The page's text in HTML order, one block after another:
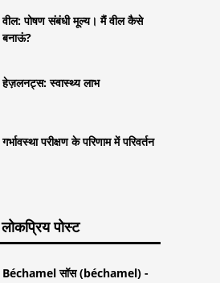
वील: पोषण संबंधी मूल्य। मैं वील कैसे
बनाऊं?
हेज़लनट्स: स्वास्थ्य लाभ
गर्भावस्था परीक्षण के परिणाम में परिवर्तन
लोकप्रिय पोस्ट
Béchamel सॉस (béchamel) -